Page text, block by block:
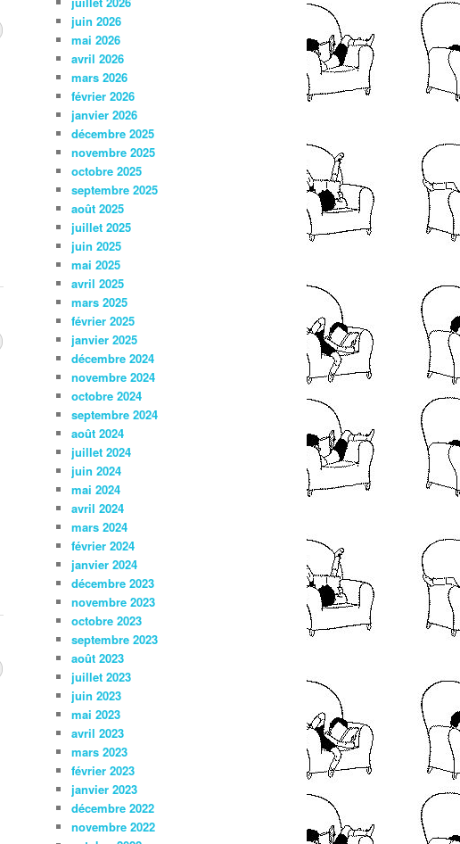
juin 2026
mai 2026
avril 2026
mars 2026
février 2026
janvier 2026
décembre 2025
novembre 2025
octobre 2025
septembre 2025
août 2025
juillet 2025
juin 2025
mai 2025
avril 2025
mars 2025
février 2025
janvier 2025
décembre 2024
novembre 2024
octobre 2024
septembre 2024
août 2024
juillet 2024
juin 2024
mai 2024
avril 2024
mars 2024
février 2024
janvier 2024
décembre 2023
novembre 2023
octobre 2023
septembre 2023
août 2023
juillet 2023
juin 2023
mai 2023
avril 2023
mars 2023
février 2023
janvier 2023
décembre 2022
novembre 2022